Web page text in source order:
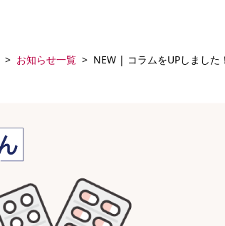
お知らせ一覧 NEW | コラムをUPしました